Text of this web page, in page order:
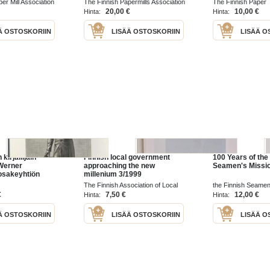
Mill Association
OSTOSKORIIN
The Finnish Papermills Association
1968
Hinta: 20,00 €
LISÄÄ OSTOSKORIIN
The Finnish Paper
Mills`Association
Hinta: 10,00 €
LISÄÄ
kirjailijain
OSTOSKORIIN
Finnish local government
approaching the new
millenium 3/1999
The Finnish Association of Local
Government Studies 1999
Hinta: 7,50 €
LISÄÄ OSTOSKORIIN
100 Years of the
Seamen's
the Finnish
1982
Hinta: 12,00 €
LISÄÄ